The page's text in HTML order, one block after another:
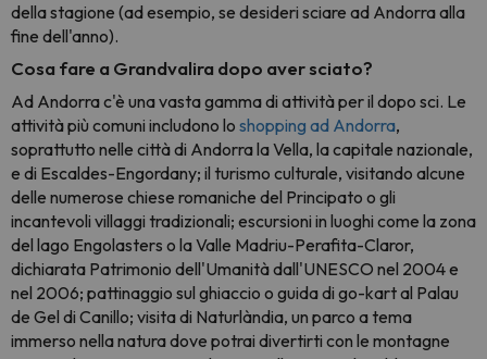
della stagione (ad esempio, se desideri sciare ad Andorra alla
fine dell'anno).
Cosa fare a Grandvalira dopo aver sciato?
Ad Andorra c'è una vasta gamma di attività per il dopo sci. Le
attività più comuni includono lo shopping ad Andorra,
soprattutto nelle città di Andorra la Vella, la capitale nazionale,
e di Escaldes-Engordany; il turismo culturale, visitando alcune
delle numerose chiese romaniche del Principato o gli
incantevoli villaggi tradizionali; escursioni in luoghi come la zona
del lago Engolasters o la Valle Madriu-Perafita-Claror,
dichiarata Patrimonio dell'Umanità dall'UNESCO nel 2004 e
nel 2006; pattinaggio sul ghiaccio o guida di go-kart al Palau
de Gel di Canillo; visita di Naturlàndia, un parco a tema
immerso nella natura dove potrai divertirti con le montagne